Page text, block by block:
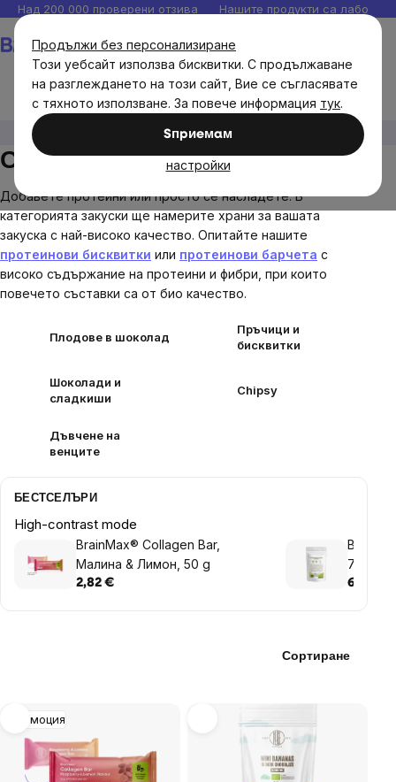
Продължи без персонализиране
Този уебсайт използва бисквитки. С продължаване
на разглеждането на този сайт, Вие се съгласявате
с тяхното използване. За повече информация тук.
Sпpиeмaм
настройки
Прескочи
към
съдържанието
Над 200 000 проверени отзива Нашите продукти са
Хранителни продукти Сладки и солени закуски
Сладки и солени закуски
Добавете протеини или просто се насладете. В
категорията закуски ще намерите храни за вашата
закуска с най-високо качество. Опитайте нашите
протеинови бисквитки или протеинови барчета с
високо съдържание на протеини и фибри, при които
повечето съставки са от био качество.
Плодове в шоколад
Пръчици и
бисквитки
Шоколади и
сладкиши
Chipsy
Дъвчене на
венците
БЕСТСЕЛЪРИ
High-contrast mode
BrainMax® Collagen Bar,
Малина & Лимон, 50 g
2,82 €
70%
6,49 €
Сортиране
ListПромоция